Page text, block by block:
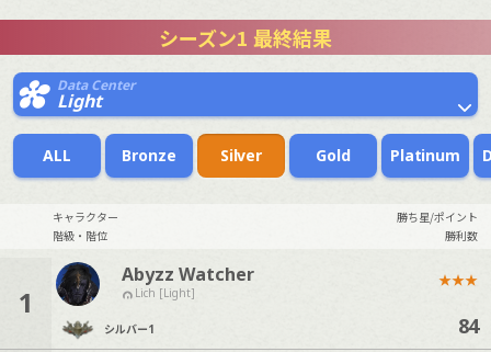
シーズン1 最終結果
Data Center
Light
ALL Bronze Silver Gold Platinum
キャラクター
勝ち星/ポイント
階級・階位
勝利数
1
Abyzz Watcher
Lich [Light]
シルバー1
★★★
84